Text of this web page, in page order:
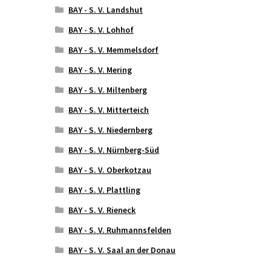
BAY - S. V. Landshut
BAY - S. V. Lohhof
BAY - S. V. Memmelsdorf
BAY - S. V. Mering
BAY - S. V. Miltenberg
BAY - S. V. Mitterteich
BAY - S. V. Niedernberg
BAY - S. V. Nürnberg-Süd
BAY - S. V. Oberkotzau
BAY - S. V. Plattling
BAY - S. V. Rieneck
BAY - S. V. Ruhmannsfelden
BAY - S. V. Saal an der Donau